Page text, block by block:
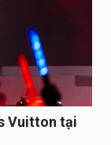
Vuitton tại